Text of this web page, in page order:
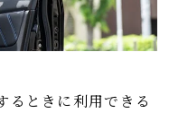
るときに利用できる